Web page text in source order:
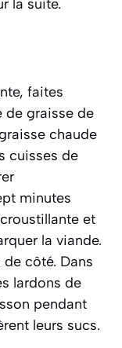
la suite.
faites
de graisse de
chaude
cuisses de
minutes
et
la viande.
côté. Dans
lardons de
pendant
leurs sucs.